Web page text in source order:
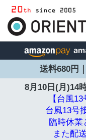
送料680円
8月10日(月)14
【台風
台風13号
臨時休業
また配